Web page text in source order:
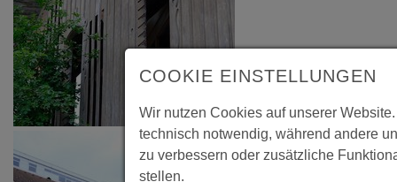
COOKIE EINSTELLUNGEN
Wir nutzen Cookies auf unserer
technisch notwendig, während andere
zu verbessern oder zusätzliche
stellen.